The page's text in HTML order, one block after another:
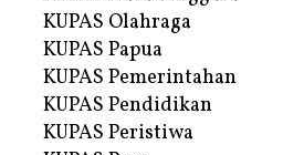
KUPAS Olahraga
KUPAS Papua
KUPAS Pemerintahan
KUPAS Pendidikan
KUPAS Peristiwa